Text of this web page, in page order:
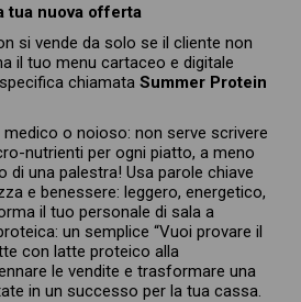
tua nuova offerta
si vende da solo se il cliente non
il tuo menu cartaceo e digitale
chiamata Summer Protein
o noioso: non serve scrivere
nutrienti per ogni piatto, a meno
di una palestra! Usa parole chiave
e benessere: leggero, energetico,
il tuo personale di sala a
un semplice “Vuoi provare il
con latte proteico alla
le vendite e trasformare una
in un successo per la tua cassa.